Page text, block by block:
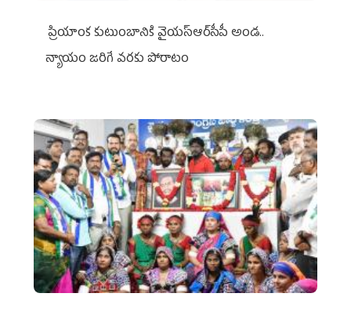
ప్రియాంక కుటుంబానికి వైయ‌స్ఆర్‌సీపీ అండ..
న్యాయం జరిగే వరకు పోరాటం